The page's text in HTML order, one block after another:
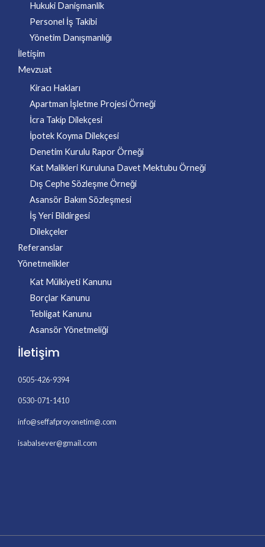
Hukuki Danişmanlik
Personel İş Takibi
Yönetim Danışmanlığı
İletişim
Mevzuat
Kiracı Hakları
Apartman İşletme Projesi Örneği
İcra Takip Dilekçesi
İpotek Koyma Dilekçesi
Denetim Kurulu Rapor Örneği
Kat Malikleri Kuruluna Davet Mektubu Örneği
Dış Cephe Sözleşme Örneği
Asansör Bakım Sözleşmesi
İş Yeri Bildirgesi
Dilekçeler
Referanslar
Yönetmelikler
Kat Mülkiyeti Kanunu
Borçlar Kanunu
Tebligat Kanunu
Asansör Yönetmeliği
İletişim
0505-426-9394
0530-071-1410
info@seffafproyonetim@.com
isabalsever@gmail.com